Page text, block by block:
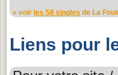
» voir les 58 singles de La
Liens pour